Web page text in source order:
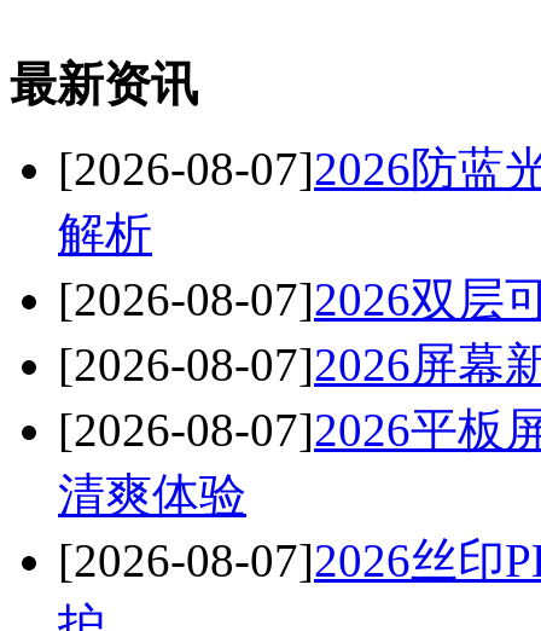
最新资讯
[2026-08-07]2026防蓝
解析
[2026-08-07]2026双层
[2026-08-07]2026屏幕
[2026-08-07]2026平板
清爽体验
[2026-08-07]2026丝印